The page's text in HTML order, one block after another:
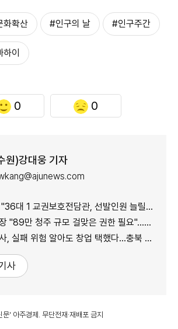
화확산 #인구의 날 #인구주간
이
0 0
원)강대웅 기자
교권보호전담관, 선발인원 늘릴까"...교권보호단 확대 검토
청주 규모 걸맞은 권한 필요"...특례시 지정 정부에 건의
위험 알아도 창업 택했다...충북 미래 위한 절박한 선택
사
' 아주경제. 무단전재·재배포 금지